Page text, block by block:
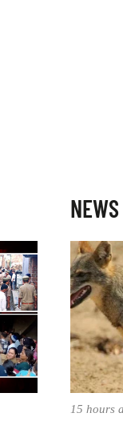
15 hours